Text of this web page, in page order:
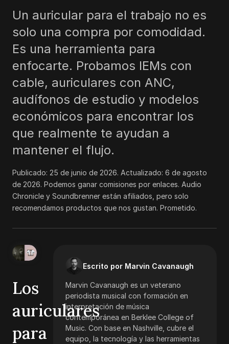
Un auricular para el trabajo no es
solo una compra por comodidad.
Es una herramienta para
enfocarte. Probamos IEMs con
cable, auriculares con ANC,
audífonos de estudio y modelos
económicos para encontrar los
que realmente te ayudan a
mantener el flujo.
Publicado: 25 de junio de 2026. Actualizado: 6 de agosto
de 2026. Podemos ganar comisiones por enlaces. Audio
Chronicle y Soundbrenner están afiliados, pero solo
recomendamos productos que nos gustan. Prometido.
Escrito por Marvin Cavanaugh
Marvin Cavanaugh es un veterano
periodista musical con formación en
interpretación de música
contemporánea en Berklee College of
Music. Con base en Nashville, cubre el
equipo, la tecnología y las herramientas
Los
auriculares
para